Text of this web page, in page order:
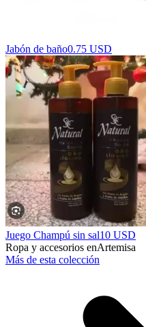
Jabón de baño0.75 USD
Juego Champú sin sal10 USD
Ropa y accesorios enArtemisa
Más de esta colección